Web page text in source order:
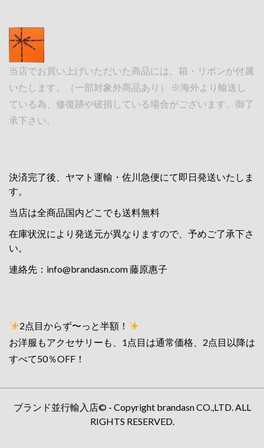
当店でお買い上げいただいた商品には、箱・リボンが付属
いたします。（一部対象外商品あり） ※海外より輸送し
ている為、修復跡や破損している場合がございます。御了
承下さい。
決済完了後、ヤマト運輸・佐川急便にて即日発送いたしま
す。
当店は全商品国内どこでも送料無料
在庫状況により発送元が異なりますので、予めご了承下さ
い。
連絡先： info@brandasn.com藤原惠子
2点目からず〜っと半額！
お洋服もアクセサリーも、1点目は通常価格、2点目以降は
すべて50％OFF！
ブランド並行輸入店© - Copyright brandasn CO.,LTD. ALL
RIGHTS RESERVED.